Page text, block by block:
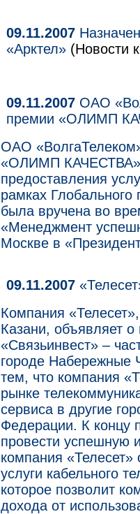
09.11.2007
«Арктел» (Новости
09.11.2007 ОАО
премии «ОЛИМП
ОАО
«ОЛИМП КАЧЕСТВА»
предоставления
рамках Глобального
была вручена во
«Менеджмент
Москве в
09.11.2007
Компания
Казани, объявляет
«Связьинвест» –
городе Набережные
тем, что компания
рынке
сервиса в другие
Федерации. К концу
провести успешную
компания
услуги кабельного
которое позволит
дохода от